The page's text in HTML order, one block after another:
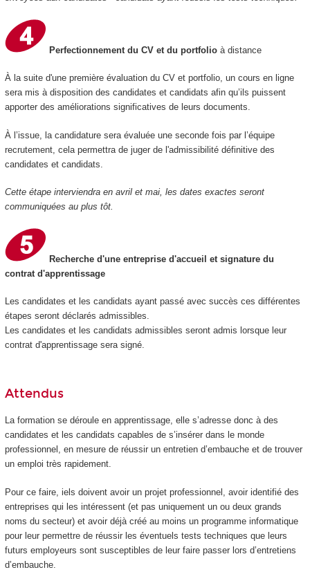
Perfectionnement du CV et du portfolioà distance
À la suite d'une première évaluation du CV et portfolio, un cours en ligne
sera mis à disposition des candidates et candidats afin qu’ils puissent
apporter des améliorations significatives de leurs documents.
À l’issue, la candidature sera évaluée une seconde fois par l’équipe
recrutement, cela permettra de juger de l'admissibilité définitive des
candidates et candidats.
Cette étape interviendra en avril et mai, les dates exactes seront
communiquées au plus tôt.
Recherche d'une entreprise d'accueil et signature du
contrat d'apprentissage
Les candidates et les candidats ayant passé avec succès ces différentes
étapes seront déclarés admissibles.
Les candidates et les candidats admissibles seront admis lorsque leur
contrat d'apprentissage sera signé.
Attendus
La formation se déroule en apprentissage, elle s’adresse donc à des
candidates et les candidats capables de s’insérer dans le monde
professionnel, en mesure de réussir un entretien d’embauche et de trouver
un emploi très rapidement.
Pour ce faire, iels doivent avoir un projet professionnel, avoir identifié des
entreprises qui les intéressent (et pas uniquement un ou deux grands
noms du secteur) et avoir déjà créé au moins un programme informatique
pour leur permettre de réussir les éventuels tests techniques que leurs
futurs employeurs sont susceptibles de leur faire passer lors d’entretiens
d’embauche.